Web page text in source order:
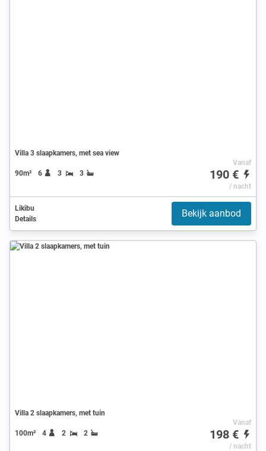
Villa 3 slaapkamers, met sea view
90m² 6 3 3
Vanaf
190 €
/ nacht
Likibu
Details
Bekijk aanbod
Villa 2 slaapkamers, met tuin
100m² 4 2 2
Vanaf
198 €
/ nacht